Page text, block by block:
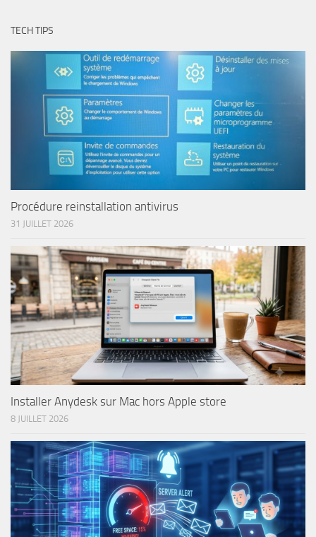
TECH TIPS
Procédure reinstallation antivirus
31 JUILLET 2026
Installer Anydesk sur Mac hors Apple store
8 JUILLET 2026